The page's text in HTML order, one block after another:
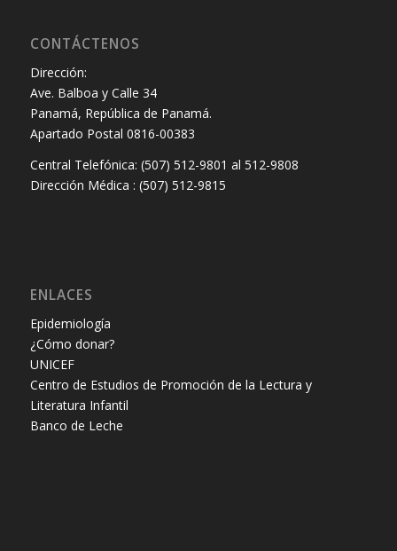
CONTÁCTENOS
Dirección:
Ave. Balboa y Calle 34
Panamá, República de Panamá.
Apartado Postal 0816-00383
Central Telefónica: (507) 512-9801 al 512-9808
Dirección Médica : (507) 512-9815
ENLACES
Epidemiología
¿Cómo donar?
UNICEF
Centro de Estudios de Promoción de la Lectura y
Literatura Infantil
Banco de Leche